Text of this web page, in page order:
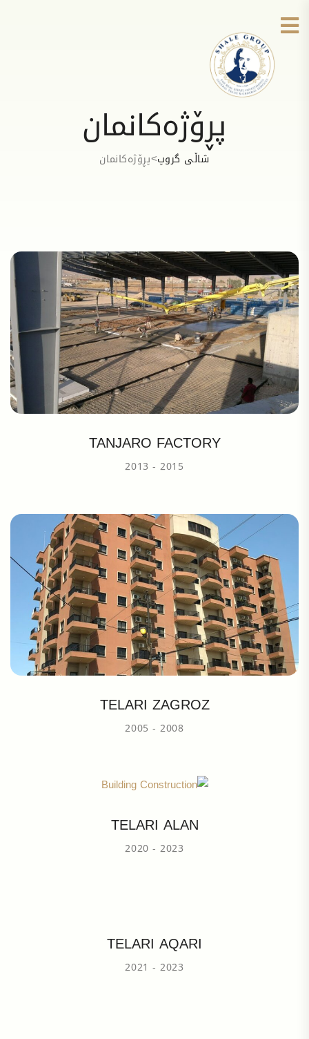
پڕۆژەکانمان
شاڵی گروپ>پڕۆژەکانمان
TANJARO FACTORY
2013 - 2015
TELARI ZAGROZ
2005 - 2008
TELARI ALAN
2020 - 2023
TELARI AQARI
2021 - 2023